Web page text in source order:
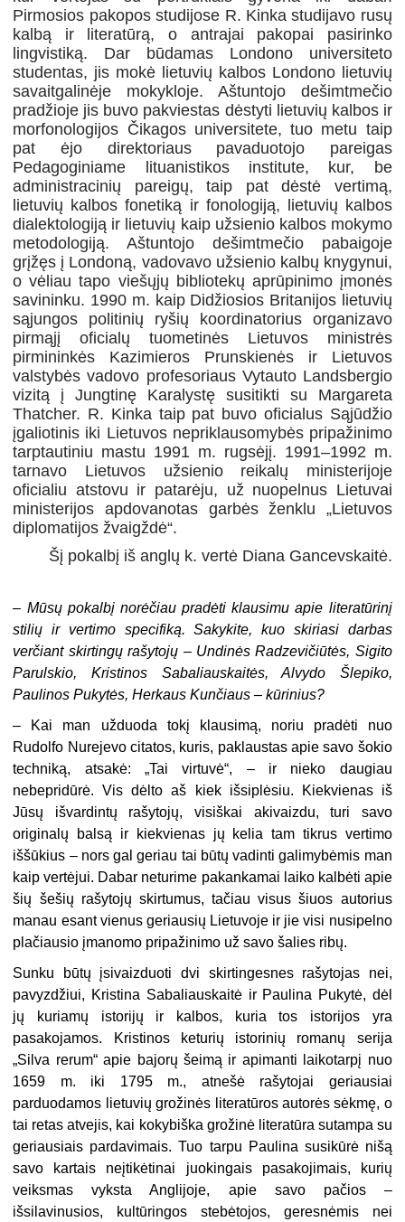
Pirmosios pakopos studijose R. Kinka studijavo rusų
kalbą ir literatūrą, o antrajai pakopai pasirinko
lingvistiką. Dar būdamas Londono universiteto
studentas, jis mokė lietuvių kalbos Londono lietuvių
savaitgalinėje mokykloje. Aštuntojo dešimtmečio
pradžioje jis buvo pakviestas dėstyti lietuvių kalbos ir
morfonologijos Čikagos universitete, tuo metu taip
pat ėjo direktoriaus pavaduotojo pareigas
Pedagoginiame lituanistikos institute, kur, be
administracinių pareigų, taip pat dėstė vertimą,
lietuvių kalbos fonetiką ir fonologiją, lietuvių kalbos
dialektologiją ir lietuvių kaip užsienio kalbos mokymo
metodologiją. Aštuntojo dešimtmečio pabaigoje
grįžęs į Londoną, vadovavo užsienio kalbų knygynui,
o vėliau tapo viešųjų bibliotekų aprūpinimo įmonės
savininku. 1990 m. kaip Didžiosios Britanijos lietuvių
sąjungos politinių ryšių koordinatorius organizavo
pirmąjį oficialų tuometinės Lietuvos ministrės
pirmininkės Kazimieros Prunskienės ir Lietuvos
valstybės vadovo profesoriaus Vytauto Landsbergio
vizitą į Jungtinę Karalystę susitikti su Margareta
Thatcher. R. Kinka taip pat buvo oficialus Sąjūdžio
įgaliotinis iki Lietuvos nepriklausomybės pripažinimo
tarptautiniu mastu 1991 m. rugsėjį. 1991–1992 m.
tarnavo Lietuvos užsienio reikalų ministerijoje
oficialiu atstovu ir patarėju, už nuopelnus Lietuvai
ministerijos apdovanotas garbės ženklu „Lietuvos
diplomatijos žvaigždė“.
Šį pokalbį iš anglų k. vertė Diana Gancevskaitė.
– Mūsų pokalbį norėčiau pradėti klausimu apie literatūrinį
stilių ir vertimo specifiką. Sakykite, kuo skiriasi darbas
verčiant skirtingų rašytojų – Undinės Radzevičiūtės, Sigito
Parulskio, Kristinos Sabaliauskaitės, Alvydo Šlepiko,
Paulinos Pukytės, Herkaus Kunčiaus – kūrinius?
– Kai man užduoda tokį klausimą, noriu pradėti nuo
Rudolfo Nurejevo citatos, kuris, paklaustas apie savo šokio
techniką, atsakė: „Tai virtuvė“, – ir nieko daugiau
nebepridūrė. Vis dėlto aš kiek išsiplėsiu. Kiekvienas iš
Jūsų išvardintų rašytojų, visiškai akivaizdu, turi savo
originalų balsą ir kiekvienas jų kelia tam tikrus vertimo
iššūkius – nors gal geriau tai būtų vadinti galimybėmis man
kaip vertėjui. Dabar neturime pakankamai laiko kalbėti apie
šių šešių rašytojų skirtumus, tačiau visus šiuos autorius
manau esant vienus geriausių Lietuvoje ir jie visi nusipelno
plačiausio įmanomo pripažinimo už savo šalies ribų.
Sunku būtų įsivaizduoti dvi skirtingesnes rašytojas nei,
pavyzdžiui, Kristina Sabaliauskaitė ir Paulina Pukytė, dėl
jų kuriamų istorijų ir kalbos, kuria tos istorijos yra
pasakojamos. Kristinos keturių istorinių romanų serija
„Silva rerum“ apie bajorų šeimą ir apimanti laikotarpį nuo
1659 m. iki 1795 m., atnešė rašytojai geriausiai
parduodamos lietuvių grožinės literatūros autorės sėkmę, o
tai retas atvejis, kai kokybiška grožinė literatūra sutampa su
geriausiais pardavimais. Tuo tarpu Paulina susikūrė nišą
savo kartais neįtikėtinai juokingais pasakojimais, kurių
veiksmas vyksta Anglijoje, apie savo pačios –
išsilavinusios, kultūringos stebėtojos, geresnėmis nei